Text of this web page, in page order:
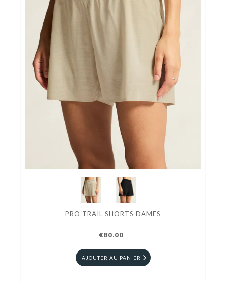
PRO TRAIL SHORTS DAMES
€80.00
AJOUTER AU PANIER